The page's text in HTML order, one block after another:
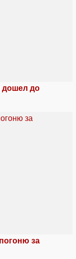
дошел до
за